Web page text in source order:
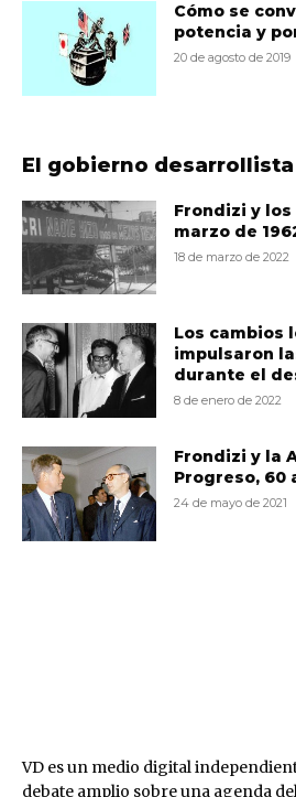
Cómo se
potencia y
20 de agosto de 2019
El gobierno desarrollista
Frondizi y los
marzo de
18 de marzo de 2022
Los cambios
impulsaron
durante el
8 de enero de 2022
Frondizi y la
Progreso, 60
24 de mayo de 2021
VD es un medio digital
debate amplio sobre una agenda